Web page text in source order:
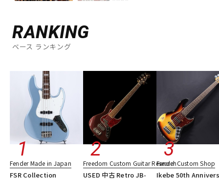
RANKING
ベース ランキング
Fender Made in Japan
FSR Collection
Freedom Custom Guitar Research
USED 中古 Retro JB-
Fender Custom Shop
Ikebe 50th